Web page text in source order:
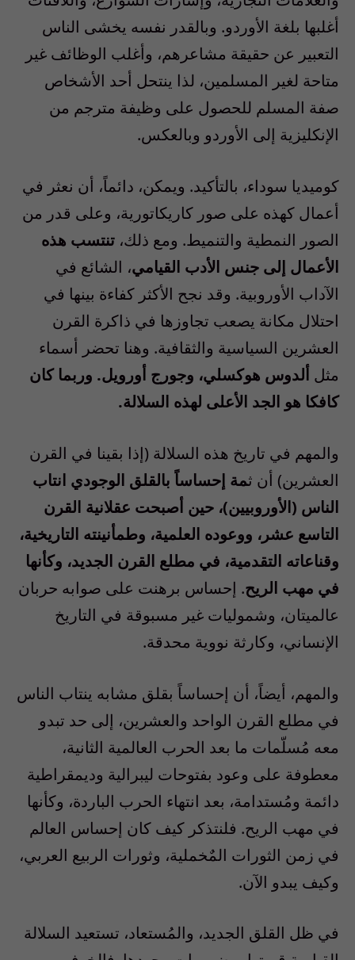
أغلبها بلغة الأوردو. وبالقدر نفسه يخشى الناس
التعبير عن حقيقة مشاعرهم، وأغلب الوظائف غير
متاحة لغير المسلمين، لذا ينتحل أحد الأشخاص
صفة المسلم للحصول على وظيفة مترجم من
الإنكليزية إلى الأوردو وبالعكس.
كوميديا سوداء، بالتأكيد. ويمكن، دائماً، أن نعثر في
أعمال كهذه على صور كاريكاتورية، وعلى قدر من
الصور النمطية والتنميط. ومع ذلك، تنتسب هذه
الأعمال إلى جنس الأدب القيامي، الشائع في
الآداب الأوروبية. وقد نجح الأكثر كفاءة بينها في
احتلال مكانة يصعب تجاوزها في ذاكرة القرن
العشرين السياسية والثقافية. وهنا تحضر أسماء
مثل ألدوس هوكسلي، وجورج أورويل. وربما كان
كافكا هو الجد الأعلى لهذه السلالة.
والمهم في تاريخ هذه السلالة (إذا بقينا في القرن
العشرين) أن ثمة إحساساً بالقلق الوجودي انتاب
الناس (الأوروبيين)، حين أصبحت عقلانية القرن
التاسع عشر، ووعوده العلمية، وطمأنينته التاريخية،
وقناعاته التقدمية، في مطلع القرن الجديد، وكأنها
في مهب الريح. إحساس برهنت على صوابه حربان
عالميتان، وشموليات غير مسبوقة في التاريخ
الإنساني، وكارثة نووية محدقة.
والمهم، أيضاً، أن إحساساً بقلق مشابه ينتاب الناس
في مطلع القرن الواحد والعشرين، إلى حد تبدو
معه مُسلّمات ما بعد الحرب العالمية الثانية،
معطوفة على وعود بفتوحات ليبرالية وديمقراطية
دائمة ومُستدامة، بعد انتهاء الحرب الباردة، وكأنها
في مهب الريح. فلنتذكر كيف كان إحساس العالم
في زمن الثورات المٌخملية، وثورات الربيع العربي،
وكيف يبدو الآن.
في ظل القلق الجديد، والمُستعاد، تستعيد السلالة